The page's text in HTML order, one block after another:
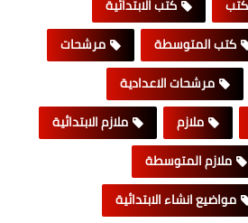
كتب
كتب الابتدائية
كتب المتوسطة
مرشحات
مرشحات الاعدادية
ملازم
ملازم الابتدائية
ملازم المتوسطة
مواضيع انشاء الابتدائية